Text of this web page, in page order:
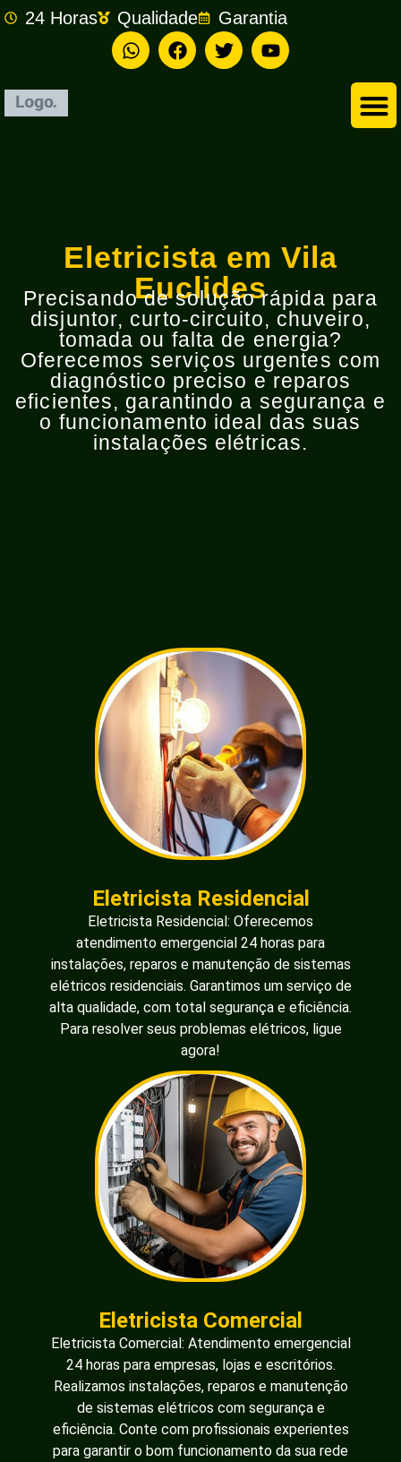
24 Horas Qualidade Garantia
Eletricista em Vila
Euclides
Precisando de solução rápida para
disjuntor, curto-circuito, chuveiro,
tomada ou falta de energia?
Oferecemos serviços urgentes com
diagnóstico preciso e reparos
eficientes, garantindo a segurança e
o funcionamento ideal das suas
instalações elétricas.
Eletricista Residencial
Eletricista Residencial: Oferecemos
atendimento emergencial 24 horas para
instalações, reparos e manutenção de sistemas
elétricos residenciais. Garantimos um serviço de
alta qualidade, com total segurança e eficiência.
Para resolver seus problemas elétricos, ligue
agora!
Eletricista Comercial
Eletricista Comercial: Atendimento emergencial
24 horas para empresas, lojas e escritórios.
Realizamos instalações, reparos e manutenção
de sistemas elétricos com segurança e
eficiência. Conte com profissionais experientes
para garantir o bom funcionamento da sua rede